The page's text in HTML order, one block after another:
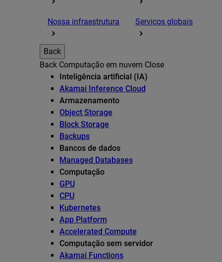
Nossa infraestrutura Serviços globais
Back
Back Computação em nuvem Close
Inteligência artificial (IA)
Akamai Inference Cloud
Armazenamento
Object Storage
Block Storage
Backups
Bancos de dados
Managed Databases
Computação
GPU
CPU
Kubernetes
App Platform
Accelerated Compute
Computação sem servidor
Akamai Functions